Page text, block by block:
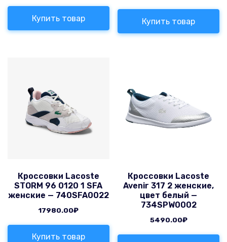
Купить товар Купить товар
Кроссовки Lacoste
STORM 96 0120 1 SFA
женские — 740SFA0022
17980.00₽
Купить товар
Кроссовки Lacoste
Avenir 317 2 женские,
цвет белый —
734SPW0002
5490.00₽